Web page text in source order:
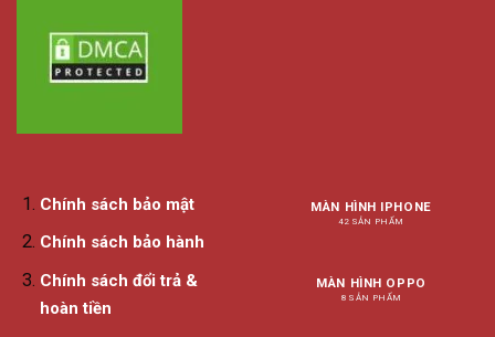
Chính sách bảo mật
Chính sách bảo hành
Chính sách đổi trả &
hoàn tiền
MÀN HÌNH IPHONE
42 SẢN PHẨM
MÀN HÌNH OPPO
8 SẢN PHẨM